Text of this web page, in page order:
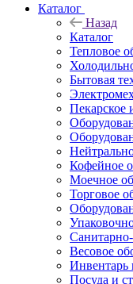
Каталог
Назад
Каталог
Тепловое
Бытовая
Пекарское
Кофейное
Моечное
Торговое
Весовое
Инвентарь
Посуда и